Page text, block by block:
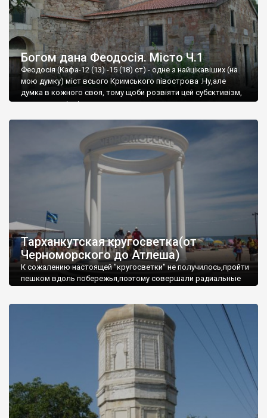
Богом дана Феодосія. Місто Ч.1
Феодосія (Кафа-12 (13) -15 (18) ст) - одне з найцікавіших (на
мою думку) міст всього Кримського півострова .Ну,але
думка в кожного своя, тому щоби розвіяти цей субєктивізм,
запрошую відвідати це
Тарханкутская кругосветка(от
Черноморского до Атлеша)
К сожалению настоящей "кругосветки" не получилось,пройти
пешком вдоль побережья,поэтому совершали радиальные